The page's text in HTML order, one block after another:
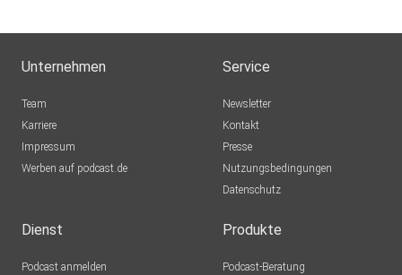
Unternehmen
Team
Karriere
Impressum
Werben auf podcast.de
Service
Newsletter
Kontakt
Presse
Nutzungsbedingungen
Datenschutz
Dienst
Podcast anmelden
Produkte
Podcast-Beratung